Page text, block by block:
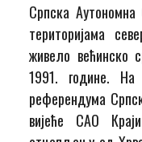
Српска
територијама
живело већинско
1991. године. На
референдума
вијеће САО